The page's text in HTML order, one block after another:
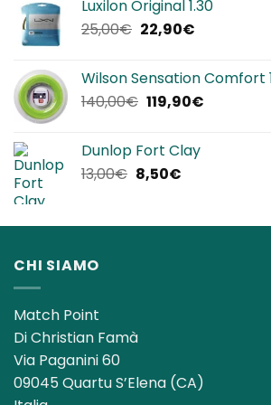
era:
12,00€.
è:
8,50€.
Luxilon Original 1.30
25,00€ Il
era:
25,00€.
22,90€Il
è:
22,90€.
Wilson Sensation Comfort
140,00€ Il
era:
140,00€.
119,90€Il
Dunlop Fort Clay
13,00€ Il
era:
8,50€Il
è:
CHI SIAMO
Match Point
Di Christian Famà
Via Paganini 60
09045 Quartu S’Elena (CA)